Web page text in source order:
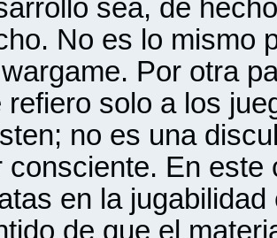
sea, de
No es lo mismo
Por otra
refiero solo a los
no es una
consciente. En este
en la
de que el